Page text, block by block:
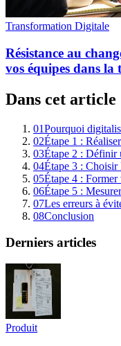
Transformation Digitale
Résistance au
vos équipes dans
Dans cet article
01Pourquoi
02Étape 1 :
03Étape 2 : Définir
04Étape 3 : Choisir
05Étape 4 : Former
06Étape 5 :
07Les erreurs à
08Conclusion
Derniers articles
Produit